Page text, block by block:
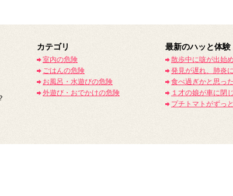
カテゴリ
室内の危険
ごはんの危険
お風呂・水遊びの危険
外遊び・おでかけの危険
最新のハッと体験
散歩中に咳が出始
発見が遅れ、肺炎に
食べ過ぎかと思っ
１才の娘が車に閉
プチトマトがずっ